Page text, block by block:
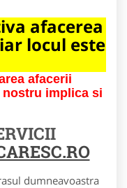
afacerea
locul este
afacerii
implica si
dumneavoastra